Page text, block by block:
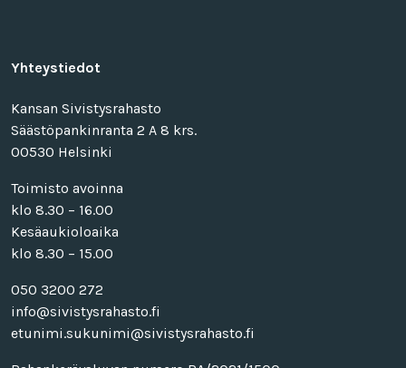
Yhteystiedot
Kansan Sivistysrahasto
Säästöpankinranta 2 A 8 krs.
00530 Helsinki
Toimisto avoinna
klo 8.30 – 16.00
Kesäaukioloaika
klo 8.30 – 15.00
050 3200 272
info@sivistysrahasto.fi
etunimi.sukunimi@sivistysrahasto.fi